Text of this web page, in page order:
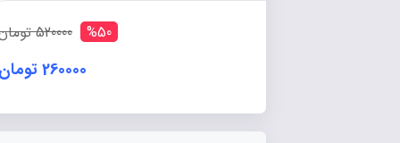
520000 تومان
260000 تومان